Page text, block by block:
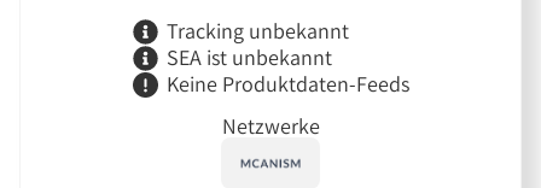
Tracking unbekannt
SEA ist unbekannt
Keine Produktdaten-Feeds
Netzwerke